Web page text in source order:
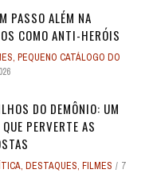
PASSO ALÉM NA
COMO ANTI-HERÓIS
, PEQUENO CATÁLOGO DO
DO DEMÔNIO: UM
PERVERTE AS
, DESTAQUES, FILMES
7